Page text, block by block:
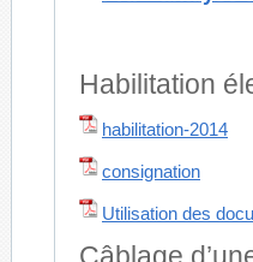
Habilitation
habilitation-2014
consignation
Utilisation des